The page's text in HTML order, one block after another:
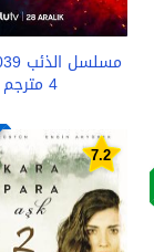
4 مترجم
7.2